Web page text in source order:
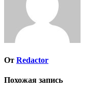
От Redactor
Похожая запись